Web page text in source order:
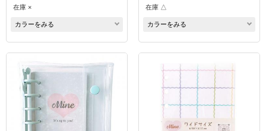
在庫 ×
カラーをみる
在庫 △
カラーをみる